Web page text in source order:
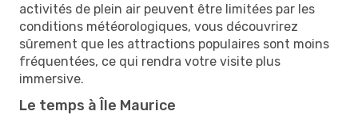
activités de plein air peuvent être limitées par les
conditions météorologiques, vous découvrirez
sûrement que les attractions populaires sont moins
fréquentées, ce qui rendra votre visite plus
immersive.
Le temps à Île Maurice